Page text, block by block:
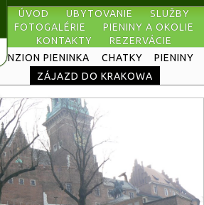
ÚVOD UBYTOVANIE
SLUŽBY
FOTOGALÉRIE
PIENINY A OKOLIE
KONTAKTY
REZERVÁCIE
PENZION PIENINKA
CHATKY
PIENINY
ZÁJAZD DO KRAKOWA